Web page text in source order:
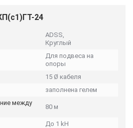
24
ADSS,
Круглый
Для подвеса на
опоры
15 Ø кабеля
заполнена гелем
между
80 м
До 1 kH